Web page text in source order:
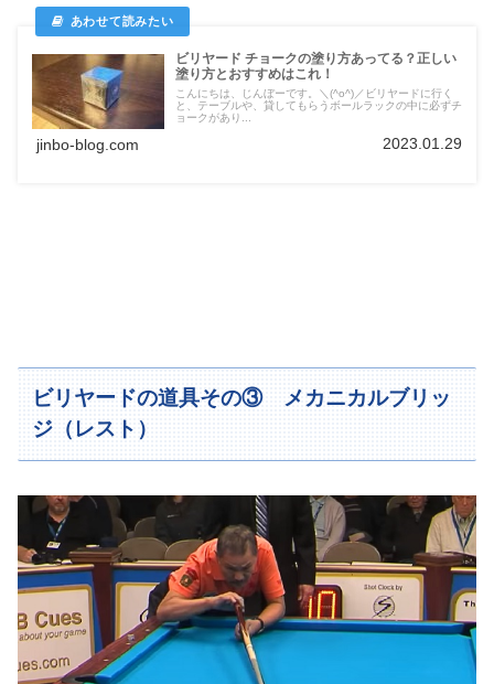
ビリヤード チョークの塗り方あってる？正しい
塗り方とおすすめはこれ！
こんにちは、じんぼーです。＼(^o^)／ビリヤードに行く
と、テーブルや、貸してもらうボールラックの中に必ずチ
ョークがあり...
jinbo-blog.com 2023.01.29
ビリヤードの道具その③ メカニカルブリッ
ジ（レスト）